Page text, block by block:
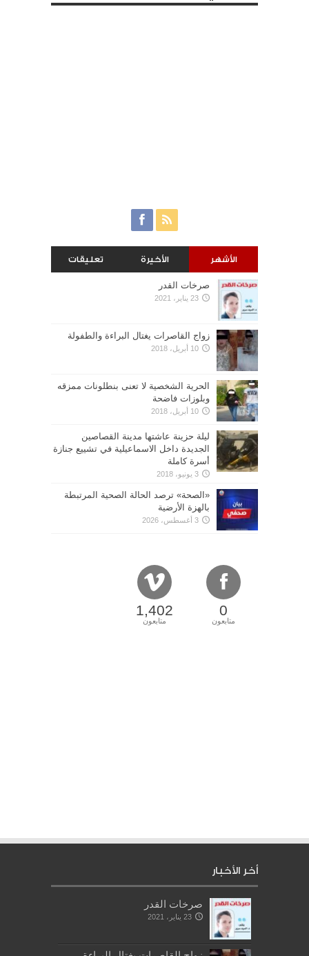
الأشهر الأخيرة تعليقات
صرخات القدر
23 يناير، 2021
زواج القاصرات يغتال البراءة والطفولة
10 أبريل، 2018
الحرية الشخصية لا تعنى بنطلونات ممزقه
وبلوزات فاضحة
10 أبريل، 2018
ليلة حزينة عاشتها مدينة القصاصين
الجديدة داخل الاسماعيلية في تشييع جنازة
أسرة كاملة
3 يونيو، 2018
«الصحة» ترصد الحالة الصحية المرتبطة
بالهزة الأرضية
3 أغسطس، 2026
0
متابعون
1,402
متابعون
أخر الأخبار
صرخات القدر
23 يناير، 2021